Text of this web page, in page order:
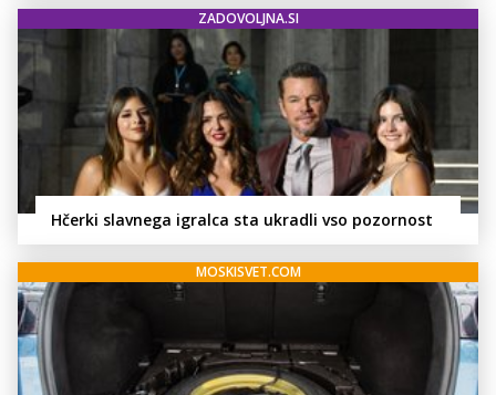
ZADOVOLJNA.SI
Hčerki slavnega igralca sta ukradli vso pozornost
MOSKISVET.COM